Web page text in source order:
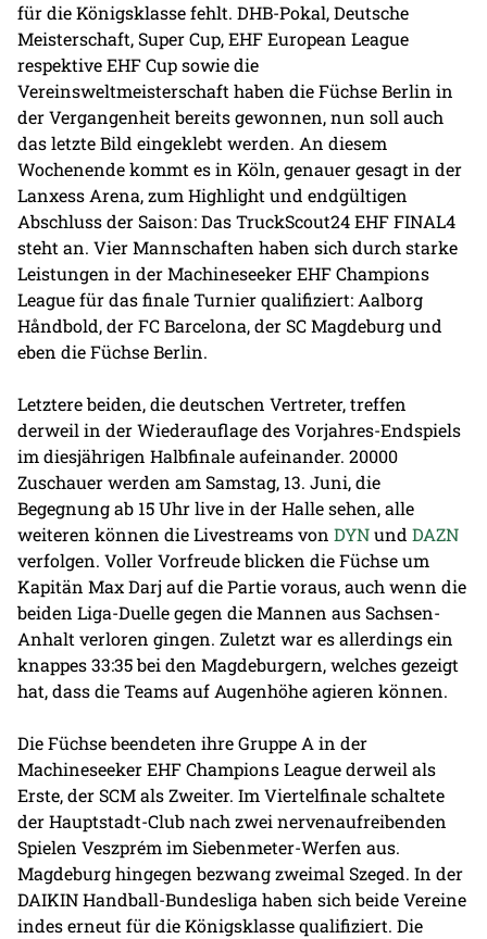
für die Königsklasse fehlt. DHB-Pokal, Deutsche
Meisterschaft, Super Cup, EHF European League
respektive EHF Cup sowie die
Vereinsweltmeisterschaft haben die Füchse Berlin in
der Vergangenheit bereits gewonnen, nun soll auch
das letzte Bild eingeklebt werden. An diesem
Wochenende kommt es in Köln, genauer gesagt in der
Lanxess Arena, zum Highlight und endgültigen
Abschluss der Saison: Das TruckScout24 EHF FINAL4
steht an. Vier Mannschaften haben sich durch starke
Leistungen in der Machineseeker EHF Champions
League für das finale Turnier qualifiziert: Aalborg
Håndbold, der FC Barcelona, der SC Magdeburg und
eben die Füchse Berlin.
Letztere beiden, die deutschen Vertreter, treffen
derweil in der Wiederauflage des Vorjahres-Endspiels
im diesjährigen Halbfinale aufeinander. 20000
Zuschauer werden am Samstag, 13. Juni, die
Begegnung ab 15 Uhr live in der Halle sehen, alle
weiteren können die Livestreams von DYNund DAZN
verfolgen. Voller Vorfreude blicken die Füchse um
Kapitän Max Darj auf die Partie voraus, auch wenn die
beiden Liga-Duelle gegen die Mannen aus Sachsen-
Anhalt verloren gingen. Zuletzt war es allerdings ein
knappes 33:35 bei den Magdeburgern, welches gezeigt
hat, dass die Teams auf Augenhöhe agieren können.
Die Füchse beendeten ihre Gruppe A in der
Machineseeker EHF Champions League derweil als
Erste, der SCM als Zweiter. Im Viertelfinale schaltete
der Hauptstadt-Club nach zwei nervenaufreibenden
Spielen Veszprém im Siebenmeter-Werfen aus.
Magdeburg hingegen bezwang zweimal Szeged. In der
DAIKIN Handball-Bundesliga haben sich beide Vereine
indes erneut für die Königsklasse qualifiziert. Die